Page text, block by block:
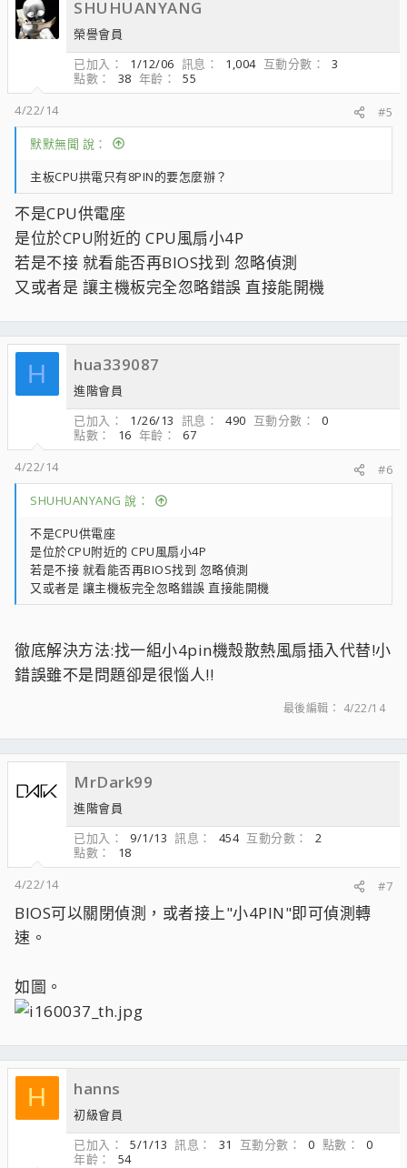
SHUHUANYANG
榮譽會員
已加入
1/12/06 訊息 1,004 互動分數
3
點數
38 年齡
55
4/22/14
#5
默默無聞 說：
主板CPU拱電只有8PIN的要怎麼辦？
不是CPU供電座
是位於CPU附近的 CPU風扇小4P
若是不接 就看能否再BIOS找到 忽略偵測
又或者是 讓主機板完全忽略錯誤 直接能開機
H hua339087
進階會員
已加入
1/26/13 訊息 490 互動分數
0
點數
16 年齡
67
4/22/14
#6
SHUHUANYANG 說：
不是CPU供電座
是位於CPU附近的 CPU風扇小4P
若是不接 就看能否再BIOS找到 忽略偵測
又或者是 讓主機板完全忽略錯誤 直接能開機
徹底解決方法:找一組小4pin機殼散熱風扇插入代替!小
錯誤雖不是問題卻是很惱人!!
最後編輯： 4/22/14
MrDark99
進階會員
已加入
9/1/13 訊息 454 互動分數
2
點數
18
4/22/14
#7
BIOS可以關閉偵測，或者接上"小4PIN"即可偵測轉
速。
如圖。
H hanns
初級會員
已加入
5/1/13 訊息 31 互動分數 0 點數
0
年齡
54